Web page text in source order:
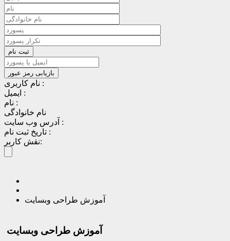
نام کاربری :
ایمیل :
نام :
نام خانوادگی
آدرس وب سایت :
تاریخ ثبت نام :
نقش کاربر:
آموزش طراحی وبسایت
آموزش طراحی وبسایت